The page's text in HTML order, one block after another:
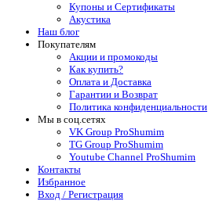
Купоны и Сертификаты
Акустика
Наш блог
Покупателям
Акции и промокоды
Как купить?
Оплата и Доставка
Гарантии и Возврат
Политика конфиденциальности
Мы в соц.сетях
VK Group ProShumim
TG Group ProShumim
Youtube Channel ProShumim
Контакты
Избранное
Вход / Регистрация